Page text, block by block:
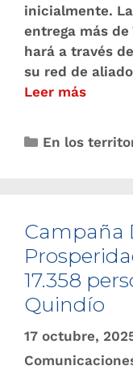
inicialmente.
entrega más
hará a través
su red de
Leer más
En los
Campaña
17.358
Quindío
17 octubre,